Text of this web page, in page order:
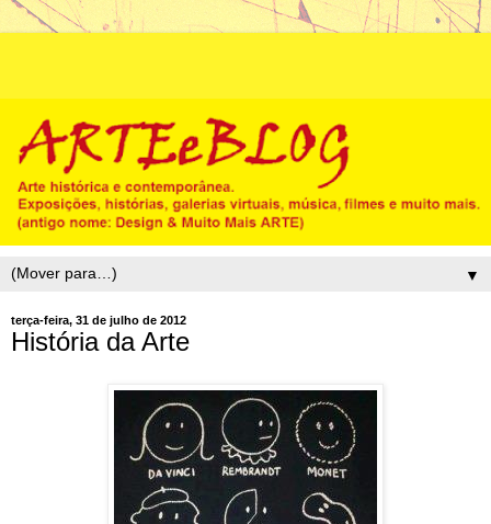
▼
terça-feira, 31 de julho de 2012
História da Arte